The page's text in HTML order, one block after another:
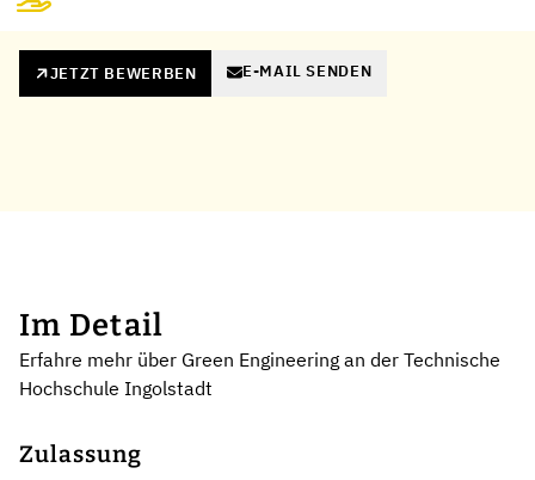
JETZT BEWERBEN E-MAIL SENDEN
Im Detail
Erfahre mehr über Green Engineering an der Technische
Hochschule Ingolstadt
Zulassung